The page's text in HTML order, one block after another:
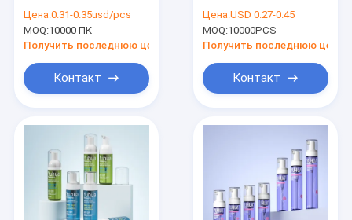
подходящие для
косметических
изделий, с
винтовой крышки и
совместимостью с
Цена:0.31-0.35usd/pcs
MOQ:10000 ПК
Получить последнюю цену
Контакт
бутылка из пены с
крышкой насоса и
шелковой печатью,
долговечную
многоразовую
жидких продуктов
Цена:USD 0.27-0.45
MOQ:10000PCS
Получить последнюю цену
Контакт